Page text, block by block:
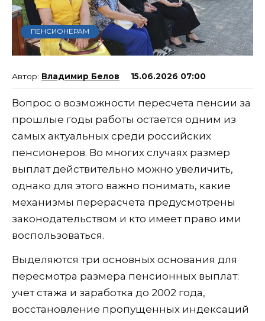
ПЕНСИОНЕРАМ
Владимир Белов 15.06.2026 07:00
Вопрос о возможности пересчета пенсии за
прошлые годы работы остается одним из
самых актуальных среди российских
пенсионеров. Во многих случаях размер
выплат действительно можно увеличить,
однако для этого важно понимать, какие
механизмы перерасчета предусмотрены
законодательством и кто имеет право ими
воспользоваться.
Выделяются три основных основания для
пересмотра размера пенсионных выплат:
учет стажа и заработка до 2002 года,
восстановление пропущенных индексаций